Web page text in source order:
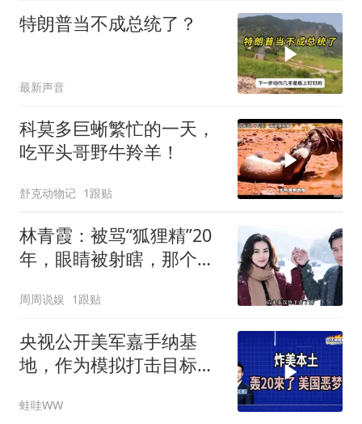
特朗普当不成总统了？
最新声音
科莫多巨蜥繁忙的一天，
吃平头哥野牛羚羊！
舒克动物记 1跟贴
林青霞：被骂“狐狸精”20
年，眼睛被射瞎，那个男
钱？”
周周说娱 1跟贴
央视公开美军嘉手纳基
地，作为模拟打击目标｜
辣晚报20260806
蛙哇WW